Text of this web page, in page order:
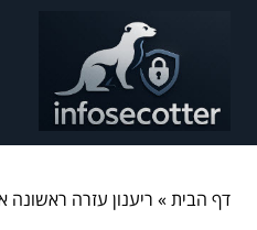
דף הבית» ריענון עזרה ראשונה